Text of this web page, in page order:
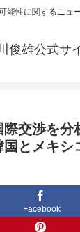
能性に関するニュ
俊雄公式サ
交渉を分
とメキシ
Facebook